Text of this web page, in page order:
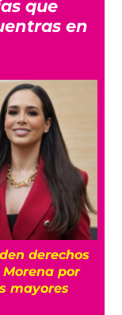
que
en
derechos
por
mayores